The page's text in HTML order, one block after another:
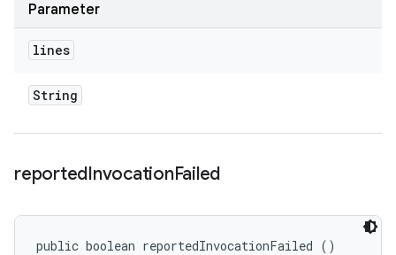
Parameter
lines
String
reportedInvocationFailed
public boolean reportedInvocationFailed ()